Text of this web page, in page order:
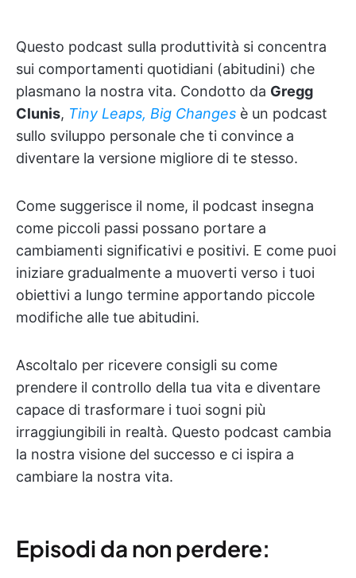
Questo podcast sulla produttività si concentra
sui comportamenti quotidiani (abitudini) che
plasmano la nostra vita. Condotto da Gregg
Clunis, Tiny Leaps, Big Changes è un podcast
sullo sviluppo personale che ti convince a
diventare la versione migliore di te stesso.
Come suggerisce il nome, il podcast insegna
come piccoli passi possano portare a
cambiamenti significativi e positivi. E come puoi
iniziare gradualmente a muoverti verso i tuoi
obiettivi a lungo termine apportando piccole
modifiche alle tue abitudini.
Ascoltalo per ricevere consigli su come
prendere il controllo della tua vita e diventare
capace di trasformare i tuoi sogni più
irraggiungibili in realtà. Questo podcast cambia
la nostra visione del successo e ci ispira a
cambiare la nostra vita.
Episodi da non perdere: